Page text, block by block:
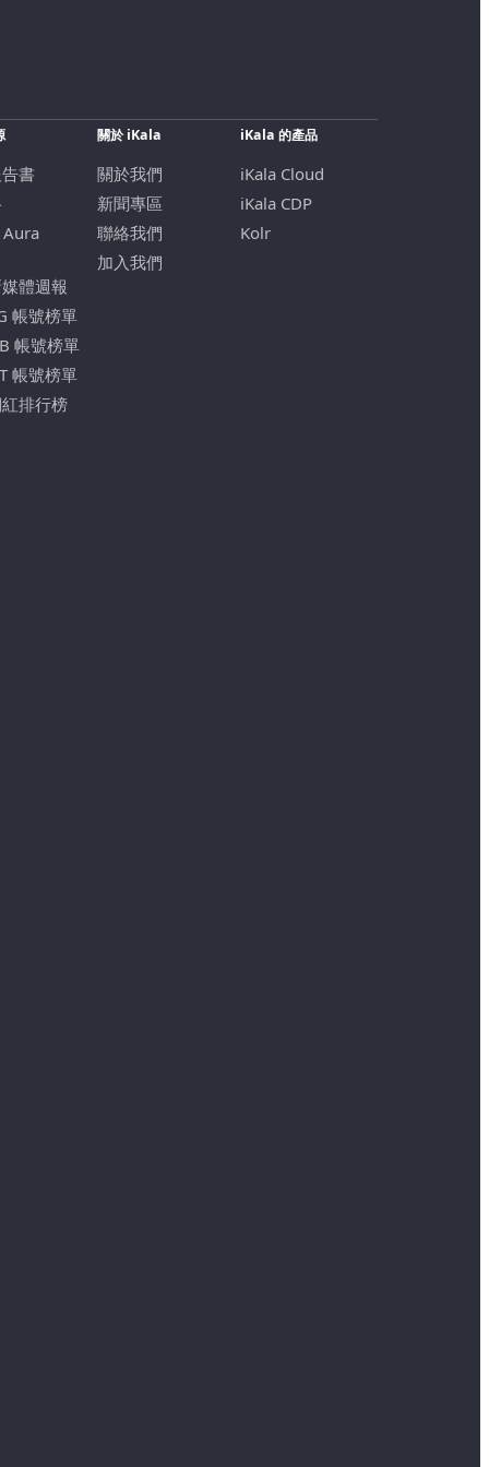
書
體週報
帳號榜單
帳號榜單
帳號榜單
排行榜
關於 iKala
關於我們
新聞專區
聯絡我們
加入我們
iKala 的產品
iKala Cloud
iKala CDP
Kolr